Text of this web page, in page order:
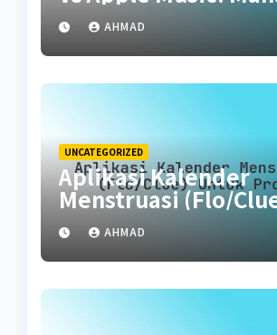
Paling Hemat
AHMAD
UNCATEGORIZED
Aplikasi Kalender
Menstruasi (Flo/
untuk Promil
AHMAD